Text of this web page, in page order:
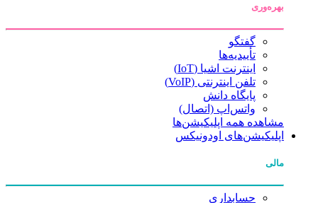
بهره‌وری
گفتگو
تأییدیه‌ها
اینترنت اشیا (IoT)
تلفن اینترنتی (VoIP)
پایگاه دانش
واتس‌اپ (اتصال)
مشاهده همه اپلیکیشن‌ها
اپلیکیشن‌های اودونیکس
مالی
حسابداری